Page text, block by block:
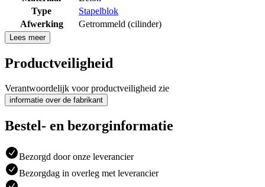
Type
Stapelblok
Afwerking
Getrommeld (cilinder)
Lees meer
Productveiligheid
Verantwoordelijk voor productveiligheid zie
informatie over de fabrikant
Bestel- en bezorginformatie
Bezorgd door onze leverancier
Bezorgdag in overleg met leverancier